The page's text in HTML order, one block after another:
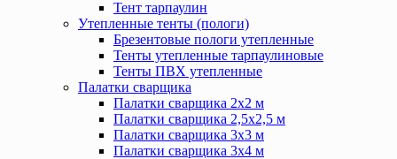
Тент тарпаулин
Утепленные тенты (пологи)
Брезентовые пологи утепленные
Тенты утепленные тарпаулиновые
Тенты ПВХ утепленные
Палатки сварщика
Палатки сварщика 2х2 м
Палатки сварщика 2,5х2,5 м
Палатки сварщика 3х3 м
Палатки сварщика 3х4 м